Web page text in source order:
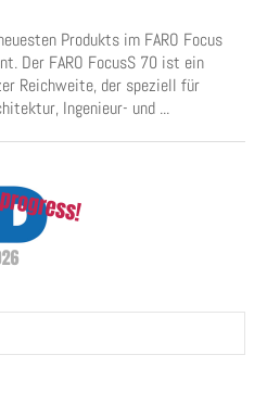
Produkts im FARO Focus
Der FARO FocusS 70 ist ein
Reichweite, der speziell für
Ingenieur- und ...